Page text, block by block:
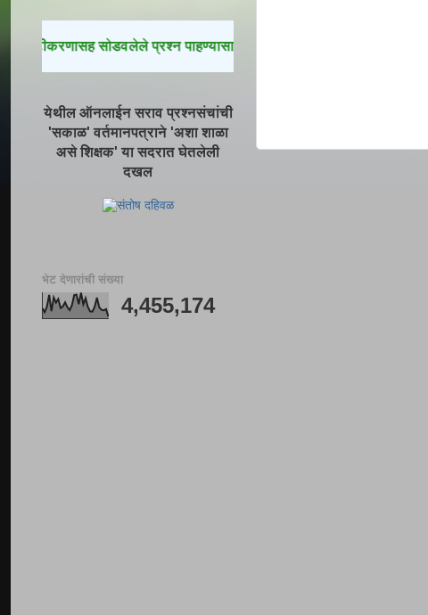
स्पष्टीकरणासह सोडवलेले प्रश्न पाहण्यासाठी येथे क्लिक करा.
येथील ऑनलाईन सराव प्रश्नसंचांची
'सकाळ' वर्तमानपत्राने 'अशा शाळा
असे शिक्षक' या सदरात घेतलेली
दखल
भेट देणारांची संख्या
4,455,174